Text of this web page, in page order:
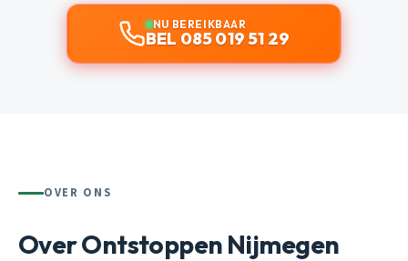
NU BEREIKBAAR
BEL 085 019 51 29
OVER ONS
Over Ontstoppen Nijmegen